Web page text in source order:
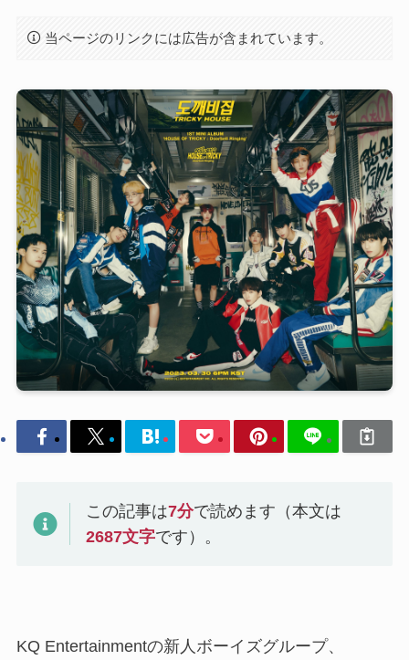
当ページのリンクには広告が含まれています。
この記事は7分で読めます（本文は
2687文字です）。
KQ Entertainmentの新人ボーイズグループ、